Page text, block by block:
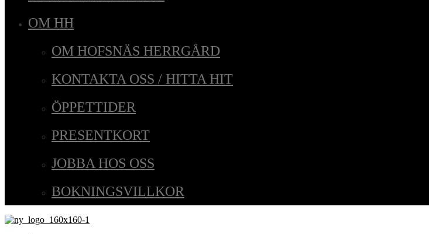
OM HH
OM HOFSNÄS HERRGÅRD
KONTAKTA OSS / HITTA HIT
ÖPPETTIDER
PRESENTKORT
JOBBA HOS OSS
BOKNINGSVILLKOR